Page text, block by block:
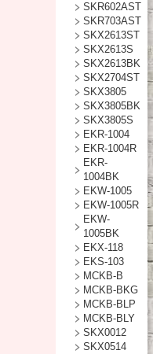
SKR602AST
SKR703AST
SKX2613ST
SKX2613S
SKX2613BK
SKX2704ST
SKX3805
SKX3805BK
SKX3805S
EKR-1004
EKR-1004R
EKR-
1004BK
EKW-1005
EKW-1005R
EKW-
1005BK
EKX-118
EKS-103
MCKB-B
MCKB-BKG
MCKB-BLP
MCKB-BLY
SKX0012
SKX0514